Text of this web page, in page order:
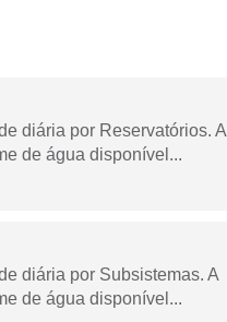
diária por Reservatórios. A
de água disponível...
diária por Subsistemas. A
de água disponível...